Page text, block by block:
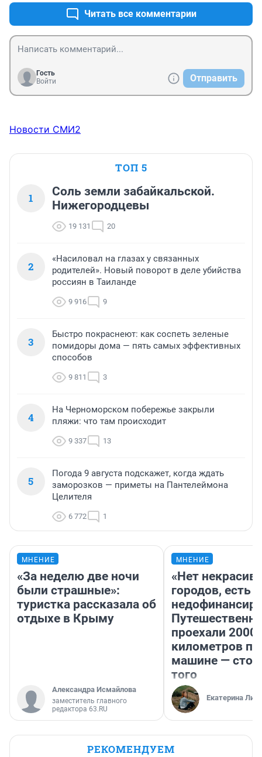
Читать все комментарии
Гость
Войти
Отправить
Новости СМИ2
ТОП 5
1
Соль земли забайкальской.
Нижегородцевы
19 131 20
2
«Насиловал на глазах у связанных
родителей». Новый поворот в деле убийства
россиян в Таиланде
9 916 9
3
Быстро покраснеют: как соспеть зеленые
помидоры дома — пять самых эффективных
способов
9 811 3
4
На Черноморском побережье закрыли
пляжи: что там происходит
9 337 13
5
Погода 9 августа подскажет, когда ждать
заморозков — приметы на Пантелеймона
Целителя
6 772 1
МНЕНИЕ
«За неделю две ночи
были страшные»:
туристка рассказала об
отдыхе в Крыму
Александра Исмайлова
заместитель главного
редактора 63.RU
МНЕНИЕ
«Нет
городов, есть
проехали 2000
километров по
машине —
того
Екатерина
РЕКОМЕНДУЕМ